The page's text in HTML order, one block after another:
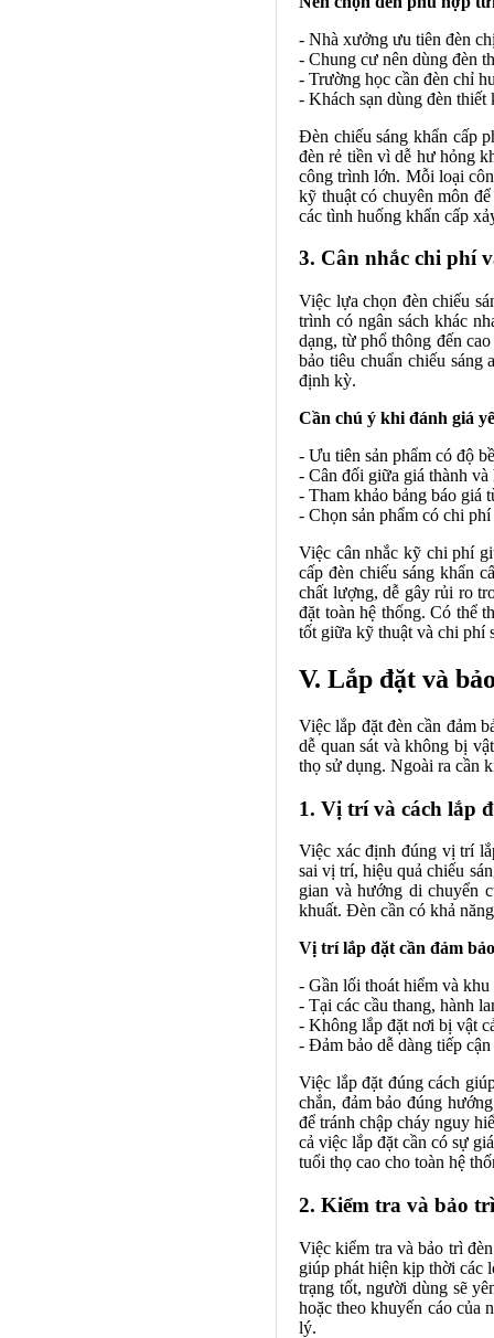
- Nhà xưởng ưu tiên đèn
- Chung cư nên dùng đèn
- Trường học cần đèn chỉ
- Khách sạn dùng đèn thiết
Đèn chiếu sáng khẩn cấp
đèn rẻ tiền vì dễ hư hỏng
công trình lớn. Mỗi loại
kỹ thuật có chuyên môn
các tình huống khẩn cấp
3. Cân nhắc chi phí
Việc lựa chọn đèn chiếu
trình có ngân sách khác
dạng, từ phổ thông đến
bảo tiêu chuẩn chiếu sáng
định kỳ.
Cần chú ý khi đánh giá
- Ưu tiên sản phẩm có độ
- Cân đối giữa giá thành và
- Tham khảo bảng báo giá
- Chọn sản phẩm có chi
Việc cân nhắc kỹ chi phí
cấp đèn chiếu sáng khẩn
chất lượng, dễ gây rủi ro
đặt toàn hệ thống. Có thể
tốt giữa kỹ thuật và chi phí
V. Lắp đặt và
Việc lắp đặt đèn cần đảm
dễ quan sát và không bị
thọ sử dụng. Ngoài ra cần
1. Vị trí và cách lắp
Việc xác định đúng vị trí
sai vị trí, hiệu quả chiếu
gian và hướng di chuyển
khuất. Đèn cần có khả
Vị trí lắp đặt cần đảm
- Gần lối thoát hiểm và
- Tại các cầu thang, hành
- Không lắp đặt nơi bị vật
- Đảm bảo dễ dàng tiếp
Việc lắp đặt đúng cách
chắn, đảm bảo đúng
để tránh chập cháy nguy
cả việc lắp đặt cần có sự
tuổi thọ cao cho toàn hệ
2. Kiểm tra và bảo
Việc kiểm tra và bảo trì
giúp phát hiện kịp thời các
trạng tốt, người dùng sẽ
hoặc theo khuyến cáo của
lý.